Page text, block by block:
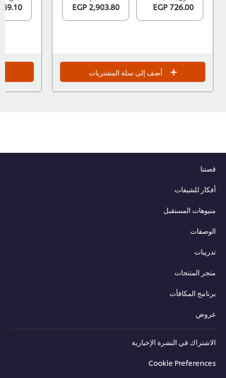
726.00 EGP
2,903.80 EGP
أضف إلى سلة المشتريات
269.10 EGP
قصتنا
أفكار للشيفات
منيوهات المستقبل
الوصفات
تدريبات
متجر المنتجات
برنامج المكافأت
عروض
الاشتراك في النشرة الإخبارية
Cookie Preferences